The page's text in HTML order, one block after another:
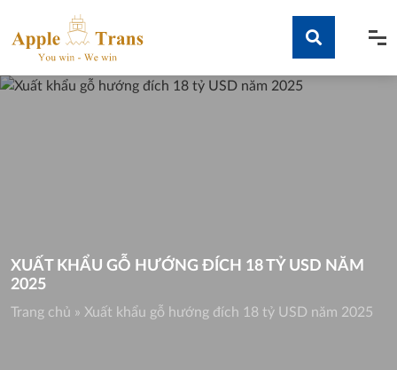
content
Tìm kiếm
XUẤT KHẨU GỖ HƯỚNG ĐÍCH 18 TỶ USD NĂM
2025
Trang chủ » Xuất khẩu gỗ hướng đích 18 tỷ USD năm 2025